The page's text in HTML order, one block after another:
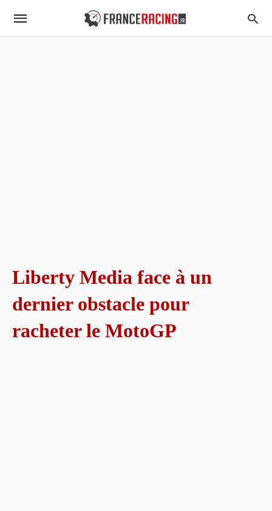
Liberty Media face à un
dernier obstacle pour
racheter le MotoGP